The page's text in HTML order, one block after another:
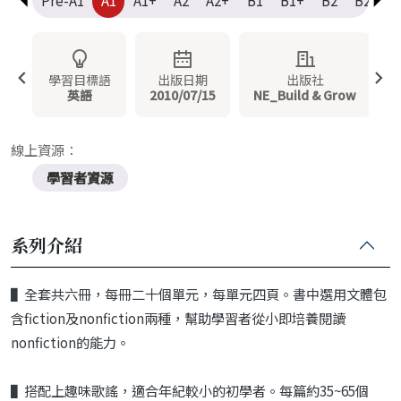
學習目標語
英語
出版日期
2010/07/15
出版社
NE_Build & Grow
線上資源：
學習者資源
系列介紹
▌全套共六冊，每冊二十個單元，每單元四頁。書中選用文體包
含fiction及nonfiction兩種，幫助學習者從小即培養閱讀
nonfiction的能力。
▌搭配上趣味歌謠，適合年紀較小的初學者。每篇約35~65個